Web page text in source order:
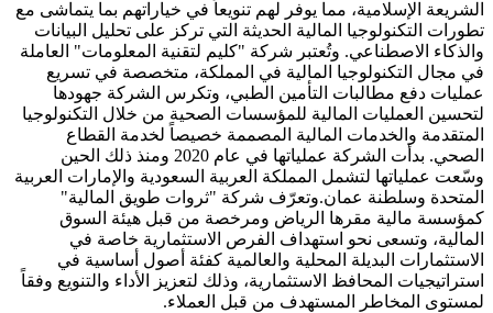
الشريعة الإسلامية، مما يوفر لهم تنويعاً في خياراتهم بما يتماشى مع
تطورات التكنولوجيا المالية الحديثة التي تركز على تحليل البيانات
والذكاء الاصطناعي. وتُعتبر شركة "كليم لتقنية المعلومات" العاملة
في مجال التكنولوجيا المالية في المملكة، متخصصة في تسريع
عمليات دفع مطالبات التأمين الطبي، وتكرس الشركة جهودها
لتحسين العمليات المالية للمؤسسات الصحية من خلال التكنولوجيا
المتقدمة والخدمات المالية المصممة خصيصاً لخدمة القطاع
الصحي. بدأت الشركة عملياتها في عام 2020 ومنذ ذلك الحين
وسّعت عملياتها لتشمل المملكة العربية السعودية والإمارات العربية
المتحدة وسلطنة عمان.وتعرّف شركة "ثروات طويق المالية"
كمؤسسة مالية مقرها الرياض ومرخصة من قبل هيئة السوق
المالية، وتسعى نحو استهداف الفرص الاستثمارية خاصة في
الاستثمارات البديلة المحلية والعالمية كفئة أصول أساسية في
استراتيجيات المحافظ الاستثمارية، وذلك لتعزيز الأداء والتنويع وفقاً
لمستوى المخاطر المستهدف من قبل العملاء.